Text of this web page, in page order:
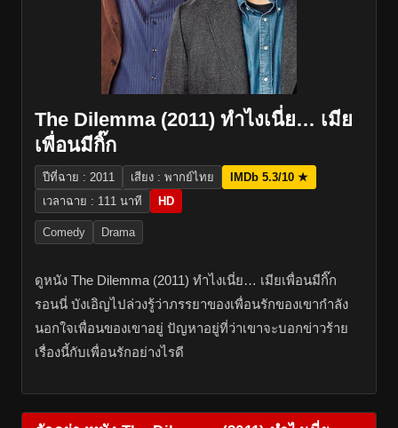
The Dilemma (2011) ทำไงเนี่ย… เมีย
เพื่อนมีกิ๊ก
ปีที่ฉาย : 2011 เสียง : พากย์ไทย
IMDb 5.3/10 ★
เวลาฉาย : 111 นาที
HD
Comedy Drama
ดูหนัง The Dilemma (2011) ทำไงเนี่ย… เมียเพื่อนมีกิ๊ก
รอนนี่ บังเอิญไปล่วงรู้ว่าภรรยาของเพื่อนรักของเขากำลัง
นอกใจเพื่อนของเขาอยู่ ปัญหาอยู่ที่ว่าเขาจะบอกข่าวร้าย
เรื่องนี้กับเพื่อนรักอย่างไรดี